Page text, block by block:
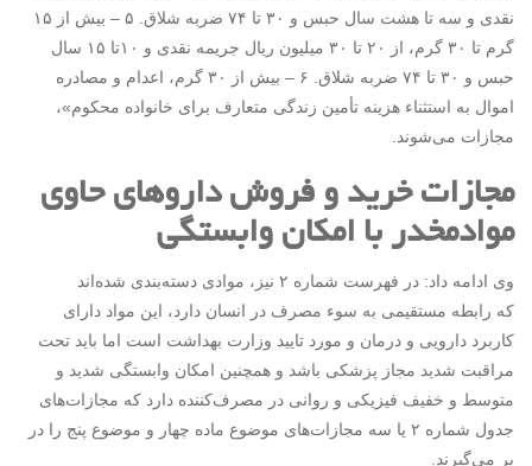
نقدی و سه تا هشت سال حبس و ۳۰ تا ۷۴ ضربه شلاق. ۵ – بیش از ۱۵
گرم تا ۳۰ گرم، از ۲۰ تا ۳۰ میلیون ریال جریمه نقدی و ۱۰تا ۱۵ سال
حبس و ۳۰ تا ۷۴ ضربه شلاق. ۶ – بیش از ۳۰ گرم، اعدام و مصادره
اموال به استثناء هزینه تأمین زندگی متعارف برای خانواده محکوم»،
مجازات می‌شوند.
مجازات خرید و فروش داروهای حاوی
موادمخدر با امکان وابستگی
وی ادامه داد: در فهرست شماره ۲ نیز، موادی دسته‌بندی شده‌اند
که رابطه مستقیمی به سوء مصرف در انسان دارد، این مواد دارای
کاربرد دارویی و درمان و مورد تایید وزارت بهداشت است اما باید تحت
مراقبت شدید مجاز پزشکی باشد و همچنین امکان وابستگی شدید و
متوسط و خفیف فیزیکی و روانی در مصرف‌کننده دارد که مجازات‌های
جدول شماره ۲ یا سه مجازات‌های موضوع ماده چهار و موضوع پنج را در
بر می‌گیرند.